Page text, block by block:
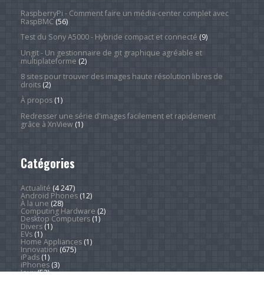
RaspberryPi - Comment faire un média-center complet avec
RaspBMC(56)
Test du Sony A5000 - Hybride compact et connecté (9)
Ungit - Un gestionnaire de git graphique agréable et
multiplateforme (2)
8 sites pour trouver des images haute résolution libres de
droits(2)
À propos(1)
Redresser une série d'images facilement et rapidement
grâce à XnView(1)
Catégories
Actualité (4 247)
Android Phones(12)
À la une (28)
Computing Hardware (2)
Desktop Computers(1)
Divers(1)
EVs(1)
Home Appliances(1)
Innovation (675)
iPads(1)
iPhones(3)
Jeux(52)